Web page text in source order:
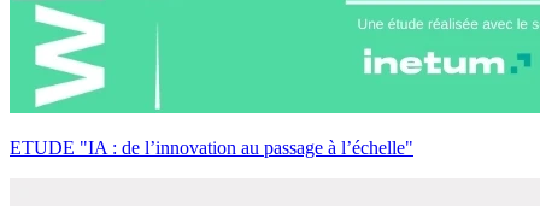
ETUDE "IA : de l’innovation au passage à l’échelle"